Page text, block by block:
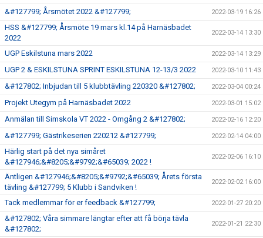
&#127799; Årsmötet 2022 &#127799; 2022-03-19 16:26
HSS &#127799; Årsmöte 19 mars kl.14 på Harnäsbadet
2022
2022-03-14 13:30
UGP Eskilstuna mars 2022 2022-03-14 13:29
UGP 2 & ESKILSTUNA SPRINT ESKILSTUNA 12-13/3 2022 2022-03-10 11:43
&#127802; Inbjudan till 5 klubbtävling 220320 &#127802; 2022-03-04 00:24
Projekt Utegym på Harnäsbadet 2022 2022-03-01 15:02
Anmälan till Simskola VT 2022 - Omgång 2 &#127802; 2022-02-16 12:20
&#127799; Gästrikeserien 220212 &#127799; 2022-02-14 04:00
Härlig start på det nya simåret
&#127946;&#8205;&#9792;&#65039; 2022 !
2022-02-06 16:10
Äntligen &#127946;&#8205;&#9792;&#65039; Årets första
tävling &#127799; 5 Klubb i Sandviken !
2022-02-02 16:00
Tack medlemmar för er feedback &#127799; 2022-01-27 20:20
&#127802; Våra simmare längtar efter att få börja tävla
&#127802;
2022-01-21 22:30